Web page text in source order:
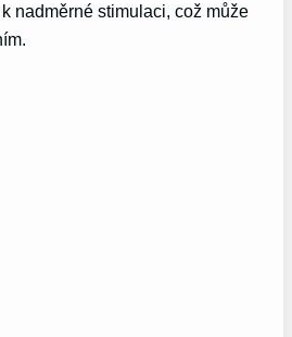
nadměrné stimulaci, což může